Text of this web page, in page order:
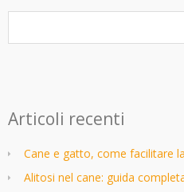
Articoli recenti
Cane e gatto, come facilitare
Alitosi nel cane: guida